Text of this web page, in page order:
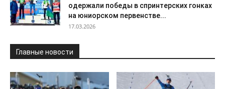
одержали победы в спринтерских гонках
на юниорском первенстве...
17.03.2026
Главные новости